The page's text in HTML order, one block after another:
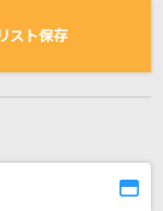
覧
スト保存